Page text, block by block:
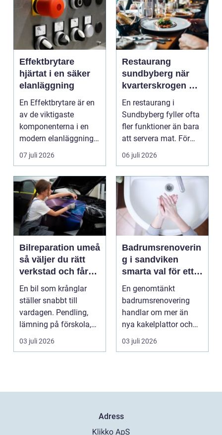
Effektbrytare
hjärtat i en säker
elanläggning
En Effektbrytare är en
av de viktigaste
komponenterna i en
modern elanläggning.
Den skyddar
människo...
07 juli 2026
Restaurang
sundbyberg när
kvarterskrogen blir
vardagsrum
En restaurang i
Sundbyberg fyller ofta
fler funktioner än bara
att servera mat. För
många blir den s...
06 juli 2026
Bilreparation umeå
så väljer du rätt
verkstad och får
bilen att hålla
längre
En bil som krånglar
ställer snabbt till
vardagen. Pendling,
lämning på förskola,
utflykter och storh...
03 juli 2026
Badrumsrenoverin
g i sandviken
smarta val för ett
tryggt och hållbart
badrum
En genomtänkt
badrumsrenovering
handlar om mer än
nya kakelplattor och
en modern dusch. För
många bo...
03 juli 2026
Adress